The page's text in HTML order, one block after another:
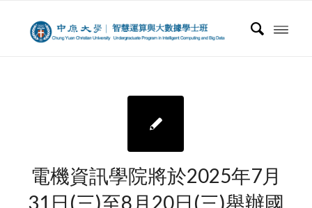
電機資訊學院將於2025年7月
31日(三)至8月20日(三)舉辦國